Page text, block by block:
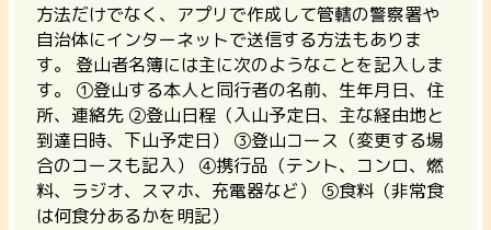
方法だけでなく、アプリで作成して管轄の警察署や
自治体にインターネットで送信する方法もありま
す。 登山者名簿には主に次のようなことを記入しま
す。 ①登山する本人と同行者の名前、生年月日、住
所、連絡先 ②登山日程（入山予定日、主な経由地と
到達日時、下山予定日） ③登山コース（変更する場
合のコースも記入） ④携行品（テント、コンロ、燃
料、ラジオ、スマホ、充電器など） ⑤食料（非常食
は何食分あるかを明記）